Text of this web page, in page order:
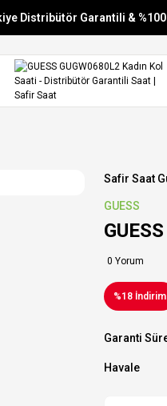
Distribütör Garantili &
Vade Farksız 6 Taksit
Aynı Gün Stoktan Gönderim
Safir Saat
GUESS
0 Yorum
%18 İndirim
Garanti
Havale